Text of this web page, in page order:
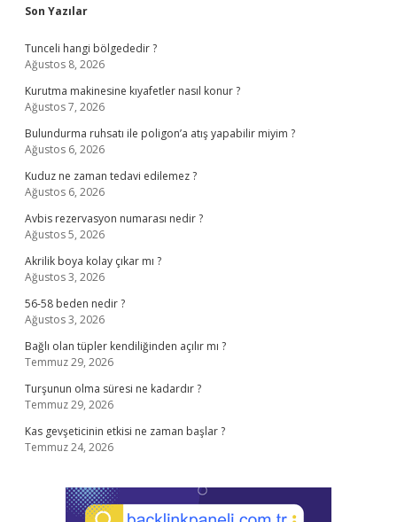
Sidebar
Son Yazılar
Tunceli hangi bölgededir ?
Ağustos 8, 2026
Kurutma makinesine kıyafetler nasıl konur ?
Ağustos 7, 2026
Bulundurma ruhsatı ile poligon’a atış yapabilir miyim ?
Ağustos 6, 2026
Kuduz ne zaman tedavi edilemez ?
Ağustos 6, 2026
Avbis rezervasyon numarası nedir ?
Ağustos 5, 2026
Akrilik boya kolay çıkar mı ?
Ağustos 3, 2026
56-58 beden nedir ?
Ağustos 3, 2026
Bağlı olan tüpler kendiliğinden açılır mı ?
Temmuz 29, 2026
Turşunun olma süresi ne kadardır ?
Temmuz 29, 2026
Kas gevşeticinin etkisi ne zaman başlar ?
Temmuz 24, 2026